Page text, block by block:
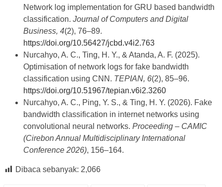
Network log implementation for GRU based bandwidth
classification. Journal of Computers and Digital
Business, 4(2), 76–89.
https://doi.org/10.56427/jcbd.v4i2.763
Nurcahyo, A. C., Ting, H. Y., & Atanda, A. F. (2025).
Optimisation of network logs for fake bandwidth
classification using CNN. TEPIAN, 6(2), 85–96.
https://doi.org/10.51967/tepian.v6i2.3260
Nurcahyo, A. C., Ping, Y. S., & Ting, H. Y. (2026). Fake
bandwidth classification in internet networks using
convolutional neural networks. Proceeding – CAMIC
(Cirebon Annual Multidisciplinary International
Conference 2026), 156–164.
Dibaca sebanyak: 2,066